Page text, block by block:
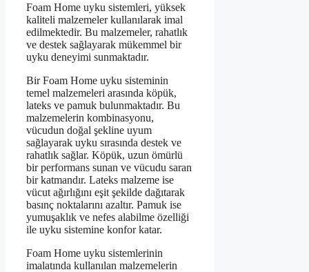
Foam Home uyku sistemleri, yüksek
kaliteli malzemeler kullanılarak imal
edilmektedir. Bu malzemeler, rahatlık
ve destek sağlayarak mükemmel bir
uyku deneyimi sunmaktadır.
Bir Foam Home uyku sisteminin
temel malzemeleri arasında köpük,
lateks ve pamuk bulunmaktadır. Bu
malzemelerin kombinasyonu,
vücudun doğal şekline uyum
sağlayarak uyku sırasında destek ve
rahatlık sağlar. Köpük, uzun ömürlü
bir performans sunan ve vücudu saran
bir katmandır. Lateks malzeme ise
vücut ağırlığını eşit şekilde dağıtarak
basınç noktalarını azaltır. Pamuk ise
yumuşaklık ve nefes alabilme özelliği
ile uyku sistemine konfor katar.
Foam Home uyku sistemlerinin
imalatında kullanılan malzemelerin